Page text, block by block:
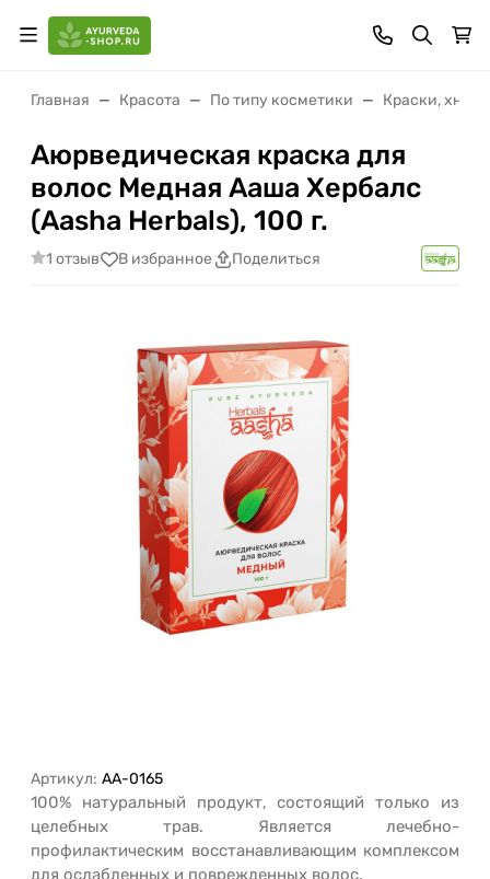
Главная Красота По типу косметики Краски, хна,
Аюрведическая краска для
волос Медная Ааша Хербалс
(Aasha Herbals), 100 г.
1 отзыв В избранное Поделиться
Артикул: AA-0165
100% натуральный продукт, состоящий только из
целебных трав. Является лечебно-
профилактическим восстанавливающим комплексом
для ослабленных и поврежденных волос.